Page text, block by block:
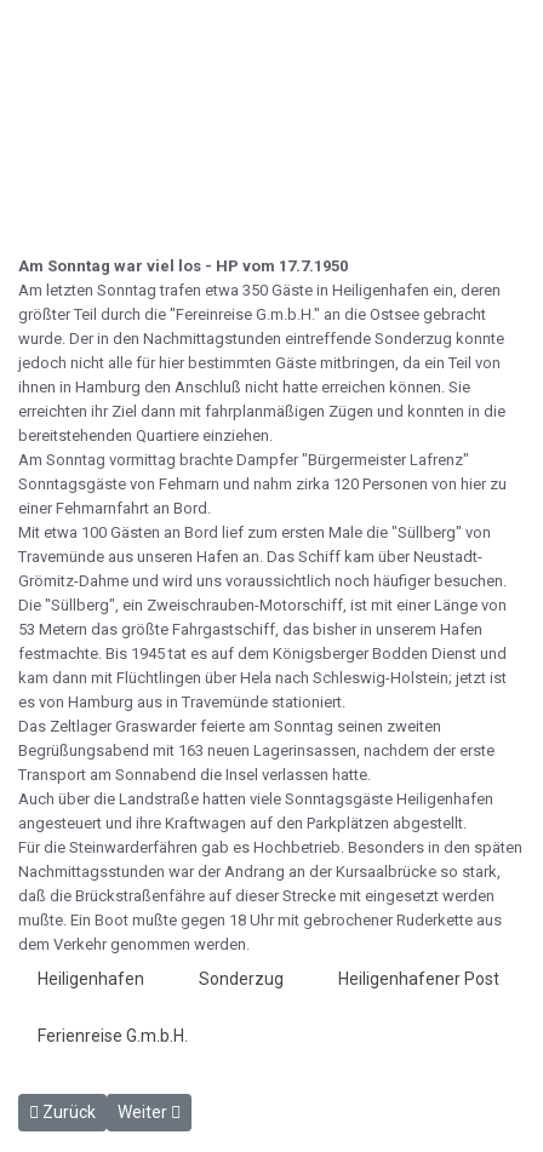
Am Sonntag war viel los - HP vom 17.7.1950
Am letzten Sonntag trafen etwa 350 Gäste in Heiligenhafen ein, deren
größter Teil durch die "Fereinreise G.m.b.H." an die Ostsee gebracht
wurde. Der in den Nachmittagstunden eintreffende Sonderzug konnte
jedoch nicht alle für hier bestimmten Gäste mitbringen, da ein Teil von
ihnen in Hamburg den Anschluß nicht hatte erreichen können. Sie
erreichten ihr Ziel dann mit fahrplanmäßigen Zügen und konnten in die
bereitstehenden Quartiere einziehen.
Am Sonntag vormittag brachte Dampfer "Bürgermeister Lafrenz"
Sonntagsgäste von Fehmarn und nahm zirka 120 Personen von hier zu
einer Fehmarnfahrt an Bord.
Mit etwa 100 Gästen an Bord lief zum ersten Male die "Süllberg" von
Travemünde aus unseren Hafen an. Das Schiff kam über Neustadt-
Grömitz-Dahme und wird uns voraussichtlich noch häufiger besuchen.
Die "Süllberg", ein Zweischrauben-Motorschiff, ist mit einer Länge von
53 Metern das größte Fahrgastschiff, das bisher in unserem Hafen
festmachte. Bis 1945 tat es auf dem Königsberger Bodden Dienst und
kam dann mit Flüchtlingen über Hela nach Schleswig-Holstein; jetzt ist
es von Hamburg aus in Travemünde stationiert.
Das Zeltlager Graswarder feierte am Sonntag seinen zweiten
Begrüßungsabend mit 163 neuen Lagerinsassen, nachdem der erste
Transport am Sonnabend die Insel verlassen hatte.
Auch über die Landstraße hatten viele Sonntagsgäste Heiligenhafen
angesteuert und ihre Kraftwagen auf den Parkplätzen abgestellt.
Für die Steinwarderfähren gab es Hochbetrieb. Besonders in den späten
Nachmittagsstunden war der Andrang an der Kursaalbrücke so stark,
daß die Brückstraßenfähre auf dieser Strecke mit eingesetzt werden
mußte. Ein Boot mußte gegen 18 Uhr mit gebrochener Ruderkette aus
dem Verkehr genommen werden.
Heiligenhafen Sonderzug Heiligenhafener Post
Ferienreise G.m.b.H.
Vorheriger Beitrag: Größte Vorsicht bei unbeschrankten
Zurück Nächster Beitrag: Doch noch Vogelfluglinie? - HP
Weiter